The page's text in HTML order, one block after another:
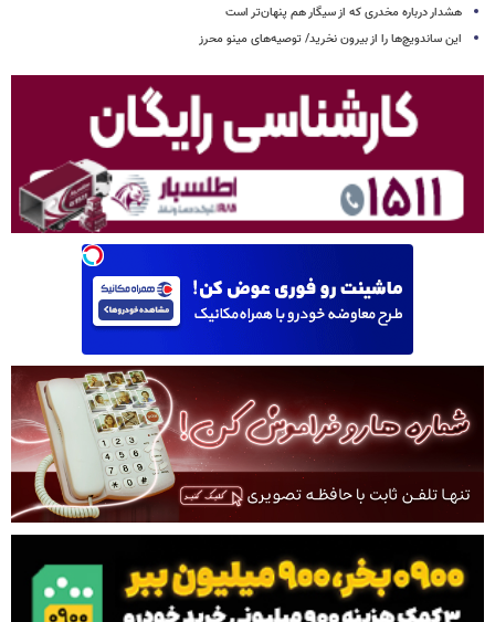
هشدار درباره مخدری که از سیگار هم پنهان‌تر است
این ساندویچ‌ها را از بیرون نخرید/ توصیه‌های مینو محرز